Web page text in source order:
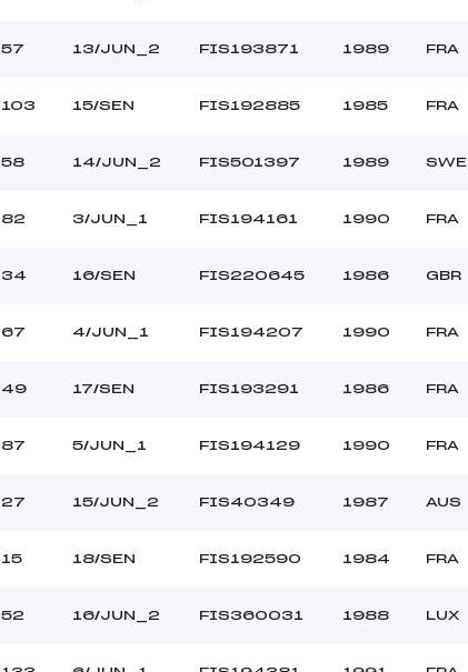
57 13/JUN_2 FIS193871 1989 FRA
103 15/SEN FIS192885 1985 FRA
58 14/JUN_2 FIS501397 1989 SWE
82 3/JUN_1 FIS194161 1990 FRA
34 16/SEN FIS220645 1986 GBR
67 4/JUN_1 FIS194207 1990 FRA
49 17/SEN FIS193291 1986 FRA
87 5/JUN_1 FIS194129 1990 FRA
27 15/JUN_2 FIS40349 1987 AUS
15 18/SEN FIS192590 1984 FRA
52 16/JUN_2 FIS360031 1988 LUX